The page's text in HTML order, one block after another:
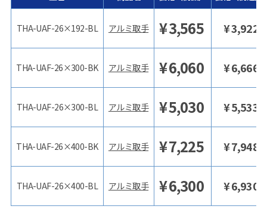
THA-UAF-26×192-BL
THA-UAF-26×300-BK
THA-UAF-26×300-BL
THA-UAF-26×400-BK
THA-UAF-26×400-BL
アルミ取手 ¥3,565 ¥3,922
アルミ取手 ¥6,060 ¥6,666
アルミ取手 ¥5,030 ¥5,533
アルミ取手 ¥7,225 ¥7,948
アルミ取手 ¥6,300 ¥6,930